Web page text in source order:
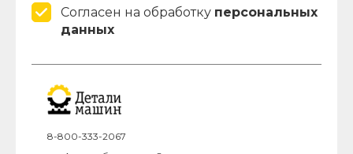
Согласен на обработку персональных
данных
8-800-333-2067